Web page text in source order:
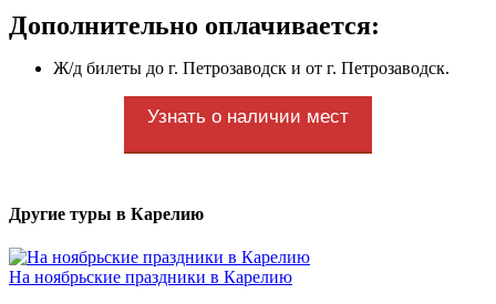
Дополнительно оплачивается:
Ж/д билеты до г. Петрозаводск и от г. Петрозаводск.
Узнать о наличии мест
Другие туры в Карелию
На ноябрьские праздники в Карелию